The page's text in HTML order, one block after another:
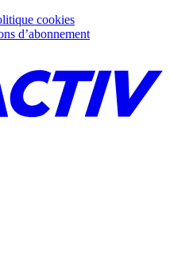
cookies
d’abonnement